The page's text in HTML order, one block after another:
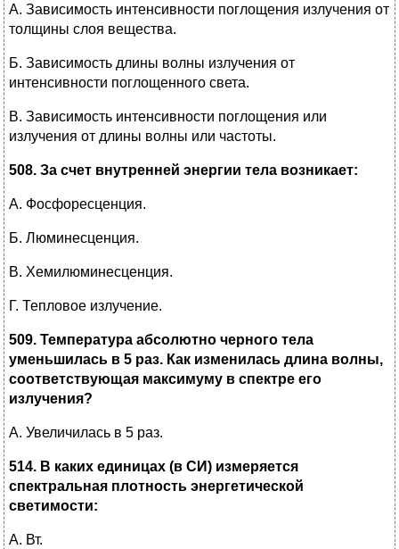
А. Зависимость интенсивности поглощения излучения от
толщины слоя вещества.
Б. Зависимость длины волны излучения от
интенсивности поглощенного света.
В. Зависимость интенсивности поглощения или
излучения от длины волны или частоты.
508. За счет внутренней энергии тела возникает:
А. Фосфоресценция.
Б. Люминесценция.
В. Хемилюминесценция.
Г. Тепловое излучение.
509. Температура абсолютно черного тела
уменьшилась в 5 раз. Как изменилась длина волны,
соответствующая максимуму в спектре его
излучения?
А. Увеличилась в 5 раз.
514. В каких единицах (в СИ) измеряется
спектральная плотность энергетической
светимости:
А. Вт.